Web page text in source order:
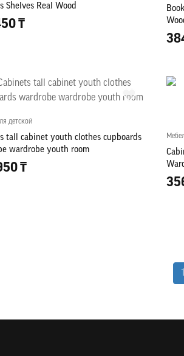
Shelves Real Wood
₸
детской
tall cabinet youth clothes cupboards
wardrobe youth room
₸
1